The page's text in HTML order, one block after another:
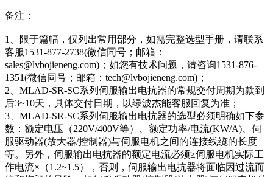
备注：
1、限于篇幅，仅列出常用部分，如需完整选型手册，请联系
客服1531-877-2738(微信同号；邮箱：
sales@lvbojieneng.com)；如您有技术问题，请咨询1531-876-
1351(微信同号；邮箱：tech@lvbojieneng.com)；
2、MLAD-SR-SC系列伺服输出电抗器的常规交付周期为款到
后3~10天，具体交付日期，以绿波杰能客服回复为准；
3、MLAD-SR-SC系列伺服输出电抗器的选型必须明确如下参
数：额定电压（220V/400V等）、额定功率/电流(KW/A)、伺
服驱动器(放大器/控制器)与伺服电机之间的连接线缆的长度
等。另外，伺服输出电抗器的额定电流必须≥伺服电机实际工
作电流×（1.2~1.5），否则，伺服输出电抗器将面临因过流而